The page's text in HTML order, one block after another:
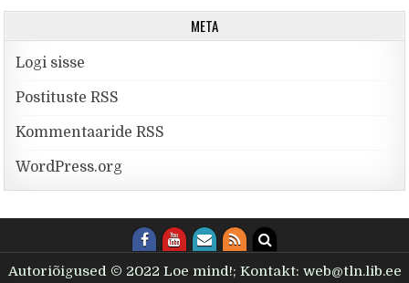
META
Logi sisse
Postituste RSS
Kommentaaride RSS
WordPress.org
Autoriõigused © 2022 Loe mind!; Kontakt: web@tln.lib.ee